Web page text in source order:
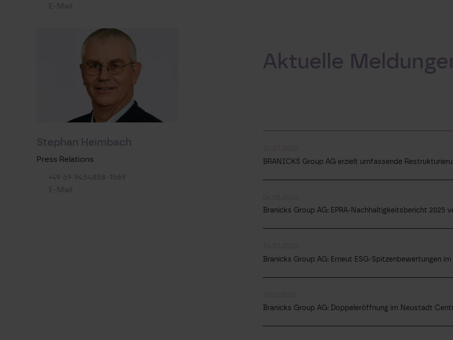
E-Mail
Stephan Heimbach
Press Relations
+49 69 9454858-1569
E-Mail
Aktuelle
BRANICKS Group AG erzielt umfassende
Branicks Group AG: EPRA-Nachhaltigkeitsbericht 2025
Branicks Group AG: Erneut ESG-Spitzenbewertungen
Branicks Group AG: Doppeleröffnung im Neustadt